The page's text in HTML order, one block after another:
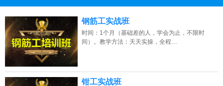
点击免费咨询电话：13807313137
钢筋工实战班
时间：1个月（基础差的人，学会为止，不限时
间）。教学方法：天天实操，全程…
钳工实战班